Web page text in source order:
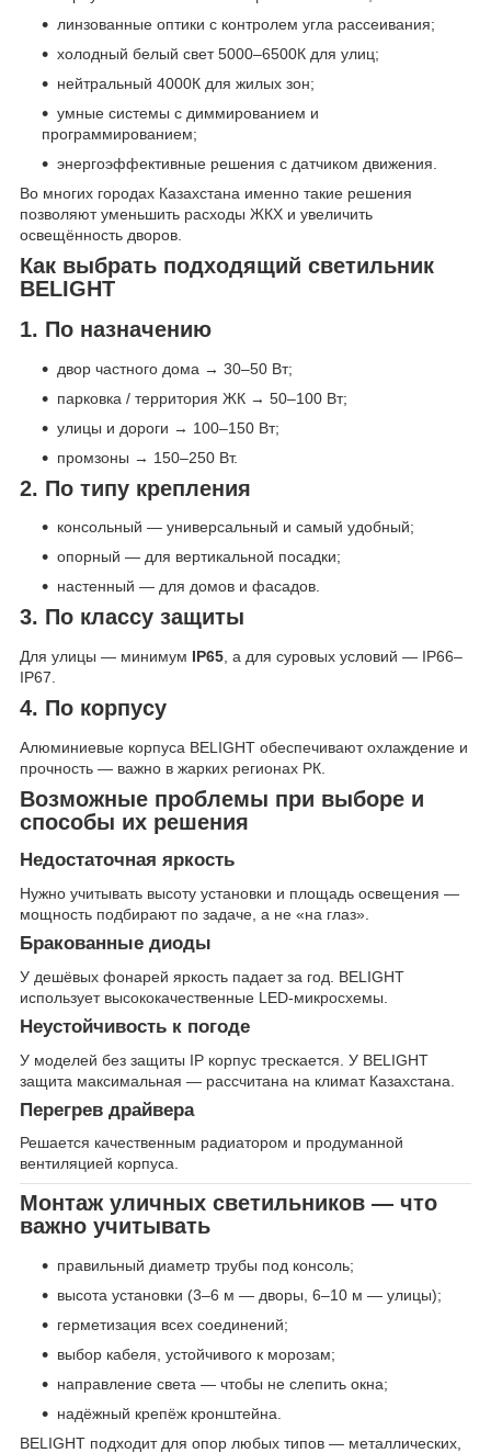
линзованные оптики с контролем угла рассеивания;
холодный белый свет 5000–6500К для улиц;
нейтральный 4000К для жилых зон;
умные системы с диммированием и
программированием;
энергоэффективные решения с датчиком движения.
Во многих городах Казахстана именно такие решения
позволяют уменьшить расходы ЖКХ и увеличить
освещённость дворов.
Как выбрать подходящий светильник
BELIGHT
1. По назначению
двор частного дома → 30–50 Вт;
парковка / территория ЖК → 50–100 Вт;
улицы и дороги → 100–150 Вт;
промзоны → 150–250 Вт.
2. По типу крепления
консольный — универсальный и самый удобный;
опорный — для вертикальной посадки;
настенный — для домов и фасадов.
3. По классу защиты
Для улицы — минимум IP65 , а для суровых условий — IP66–
IP67.
4. По корпусу
Алюминиевые корпуса BELIGHT обеспечивают охлаждение и
прочность — важно в жарких регионах РК.
Возможные проблемы при выборе и
способы их решения
Недостаточная яркость
Нужно учитывать высоту установки и площадь освещения —
мощность подбирают по задаче, а не «на глаз».
Бракованные диоды
У дешёвых фонарей яркость падает за год. BELIGHT
использует высококачественные LED-микросхемы.
Неустойчивость к погоде
У моделей без защиты IP корпус трескается. У BELIGHT
защита максимальная — рассчитана на климат Казахстана.
Перегрев драйвера
Решается качественным радиатором и продуманной
вентиляцией корпуса.
Монтаж уличных светильников — что
важно учитывать
правильный диаметр трубы под консоль;
высота установки (3–6 м — дворы, 6–10 м — улицы);
герметизация всех соединений;
выбор кабеля, устойчивого к морозам;
направление света — чтобы не слепить окна;
надёжный крепёж кронштейна.
BELIGHT подходит для опор любых типов — металлических,